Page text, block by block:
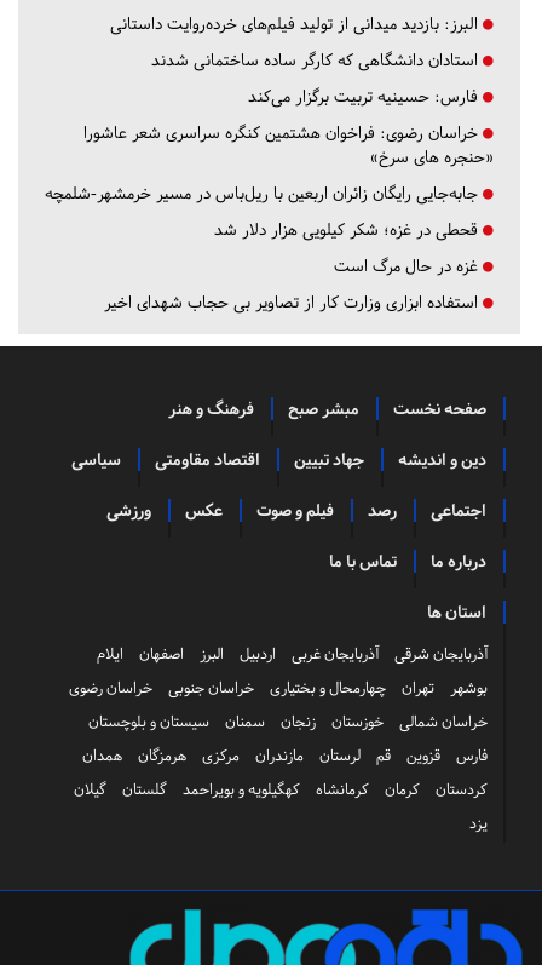
البرز: بازدید میدانی از تولید فیلم‌های خرده‌روایت داستانی
استادان دانشگاهی که کارگر ساده ساختمانی شدند
فارس: حسینیه تربیت برگزار می‌کند
خراسان رضوی: فراخوان هشتمین کنگره سراسری شعر عاشورا
«حنجره های سرخ»
جابه‌جایی رایگان زائران اربعین با ریل‌باس در مسیر خرمشهر-شلمچه
قحطی در غزه؛ شکر کیلویی هزار دلار شد
غزه در حال مرگ است
استفاده ابزاری وزارت کار از تصاویر بی حجاب شهدای اخیر
صفحه نخست مبشر صبح فرهنگ و هنر
دین و اندیشه جهاد تبیین اقتصاد مقاومتی سیاسی
اجتماعی رصد فیلم و صوت عکس ورزشی
درباره ما تماس با ما
استان ها
آذربایجان شرقی آذربایجان غربی اردبیل البرز اصفهان
ایلام
بوشهر
تهران چهارمحال و بختیاری خراسان جنوبی
خراسان رضوی
خراسان شمالی
خوزستان زنجان سمنان
سیستان و بلوچستان
فارس
قزوین قم لرستان مازندران مرکزی هرمزگان
همدان
کردستان
کرمان کرمانشاه کهگیلویه و بویراحمد گلستان
گیلان
یزد